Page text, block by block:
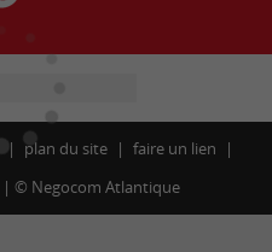
plan du site
faire un lien
© Negocom Atlantique